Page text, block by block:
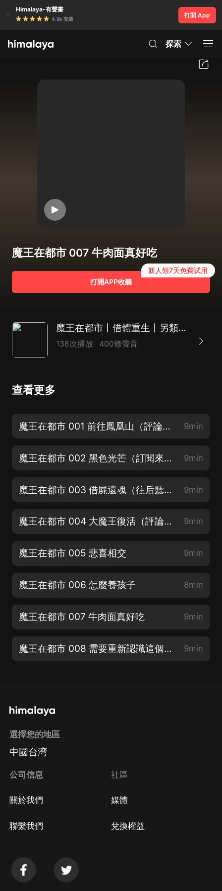
Himalaya-有聲書
4.8k 安裝
打開 App
探索
魔王在都市 007 牛肉面真好吃
打開APP收聽
新人領7天免費試用
魔王在都市丨借體重生丨另類修真丨燒腦丨陰謀
138次播放 400條聲音
查看更多
魔王在都市 001 前往鳳凰山（評論抽VIP月卡） 9min
魔王在都市 002 黑色光芒（訂閱來一波） 9min
魔王在都市 003 借屍還魂（往后聽，主播強推） 9min
魔王在都市 004 大魔王復活（評論抽VIP月卡） 9min
魔王在都市 005 悲喜相交 9min
魔王在都市 006 怎麼養孩子 8min
魔王在都市 007 牛肉面真好吃 9min
魔王在都市 008 需要重新認識這個世界 9min
選擇您的地區
中國台湾
公司信息
關於我們
聯繫我們
社區
媒體
兌換權益